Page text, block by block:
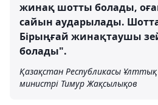
жинақ шотты болады,
сайын аударылады.
Бірыңғай жинақтаушы
болады".
Қазақстан Республикасы
министрі Тимур Жақсылықов